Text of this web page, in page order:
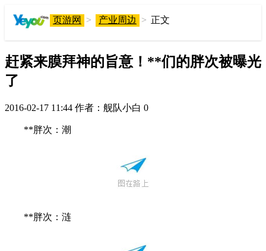
页游网 > 产业周边 > 正文
赶紧来膜拜神的旨意！**们的胖次被曝光
了
2016-02-17 11:44 作者：舰队小白 0
**胖次：潮
**胖次：涟